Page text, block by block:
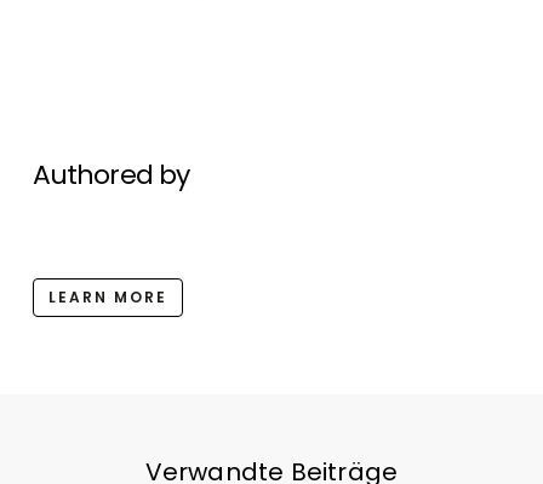
Authored by
LEARN MORE
Verwandte Beiträge